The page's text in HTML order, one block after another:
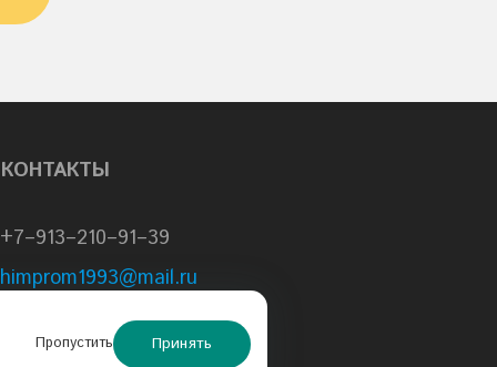
КОНТАКТЫ
+7–913–210–91–39
himprom1993@mail.ru
Пропустить Принять